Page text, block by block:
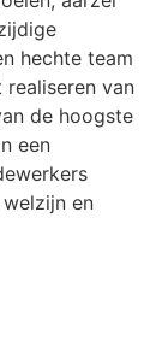
hechte team
van
de hoogste
een
en